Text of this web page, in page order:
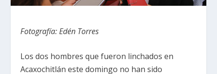
Fotografía: Edén Torres
Los dos hombres que fueron linchados en
Acaxochitlán este domingo no han sido